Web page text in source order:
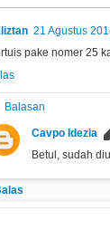
21 Agustus
pake nomer 25
Balasan
Cavpo Idezia
Betul, sudah